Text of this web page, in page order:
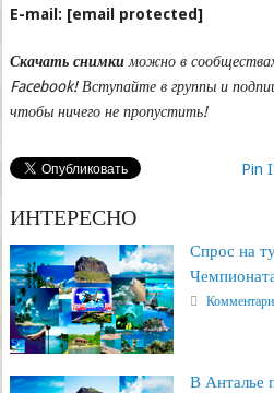
E-mail: [email protected]
Скачать снимкиможно в
Facebook! Вступайте в группы и
чтобы ничего не пропустить!
Pin
ИНТЕРЕСНО
Спрос на
В Анталье